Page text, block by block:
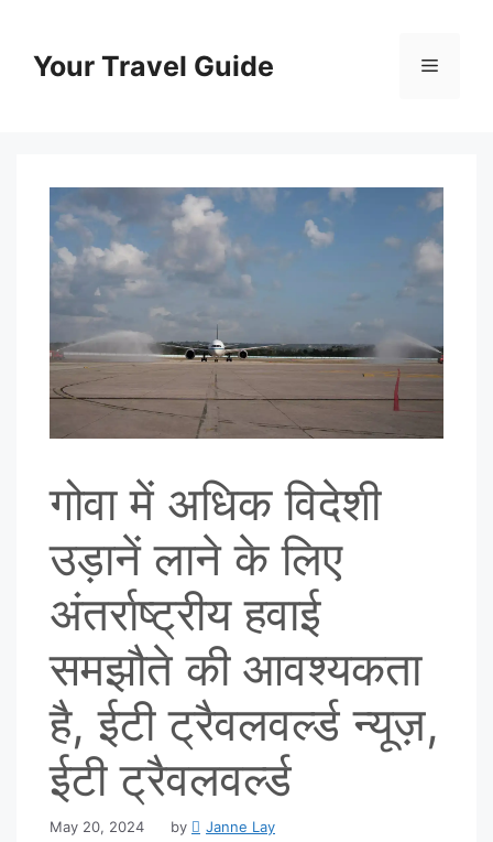
contentYour Travel Guide Menu
गोवा में अधिक विदेशी
उड़ानें लाने के लिए
अंतर्राष्ट्रीय हवाई
समझौते की आवश्यकता
है, ईटी ट्रैवलवर्ल्ड न्यूज़,
ईटी ट्रैवलवर्ल्ड
May 20, 2024 by Janne Lay